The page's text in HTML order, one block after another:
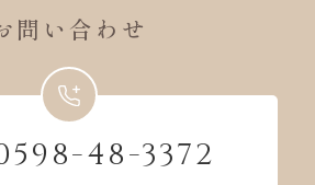
問い合わせ
48-3372